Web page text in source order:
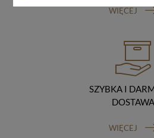
rozporządzenie o ochronie
Twoje dane osobowe możemy
hostingodawcy. Takie podmioty
podstawie umowy z nami i tylko
poleceniami. Przekazujemy
Polski/UE/Europejskiego
Okres przechowywania danych
Twoje dane przechowujemy do
WIĘCEJ
SZYBKA I
DOSTAWA
WIĘCEJ